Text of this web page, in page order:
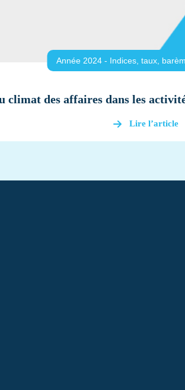
Année 2024 - Indices, taux,
climat des affaires dans les
Lire l’article